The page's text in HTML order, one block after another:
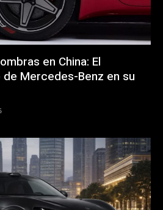
en China: El
Mercedes-Benz en su